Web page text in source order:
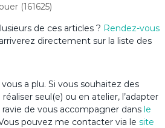
(161625)
de ces articles ? Rendez-vous
directement sur la liste des
a plu. Si vous souhaitez des
seul(e) ou en atelier, l’adapter
ravie de vous accompagner dans le
pouvez me contacter via le site